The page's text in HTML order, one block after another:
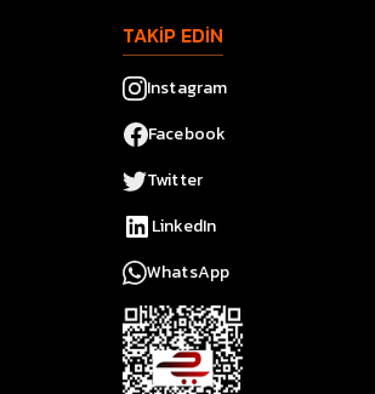
TAKİP EDİN
Instagram
Facebook
Twitter
LinkedIn
WhatsApp